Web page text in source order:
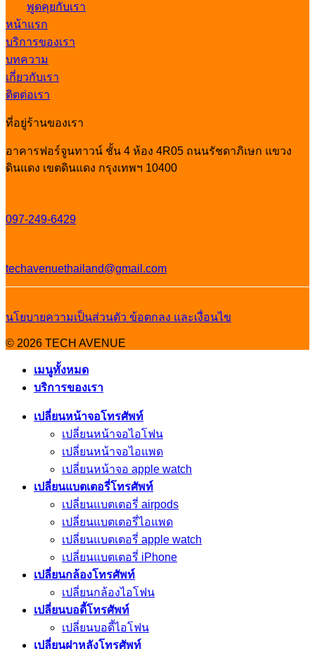
พูดคุยกับเรา
หน้าแรก
บริการของเรา
บทความ
เกี่ยวกับเรา
ติดต่อเรา
ที่อยู่ร้านของเรา
อาคารฟอร์จูนทาวน์ ชั้น 4 ห้อง 4R05 ถนนรัชดาภิเษก แขวง
ดินแดง เขตดินแดง กรุงเทพฯ 10400
097-249-6429
techavenuethailand@gmail.com
นโยบายความเป็นส่วนตัว ข้อตกลง และเงื่อนไข
© 2026 TECH AVENUE
เมนูทั้งหมด
บริการของเรา
เปลี่ยนหน้าจอโทรศัพท์
เปลี่ยนหน้าจอไอโฟน
เปลี่ยนหน้าจอไอแพด
เปลี่ยนหน้าจอ apple watch
เปลี่ยนแบตเตอรี่โทรศัพท์
เปลี่ยนแบตเตอรี่ airpods
เปลี่ยนแบตเตอรี่ไอแพด
เปลี่ยนแบตเตอรี่ apple watch
เปลี่ยนแบตเตอรี่ iPhone
เปลี่ยนกล้องโทรศัพท์
เปลี่ยนกล้องไอโฟน
เปลี่ยนบอดี้โทรศัพท์
เปลี่ยนบอดี้ไอโฟน
เปลี่ยนฝาหลังโทรศัพท์